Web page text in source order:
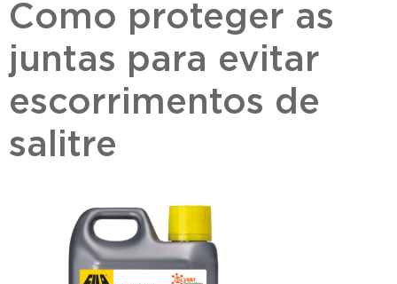
Como proteger as
juntas para evitar
escorrimentos de
salitre